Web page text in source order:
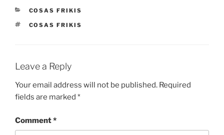
CATEGORIES
COSAS FRIKIS
TAGS
COSAS FRIKIS
Leave a Reply
Your email address will not be published. Required
fields are marked *
Comment*